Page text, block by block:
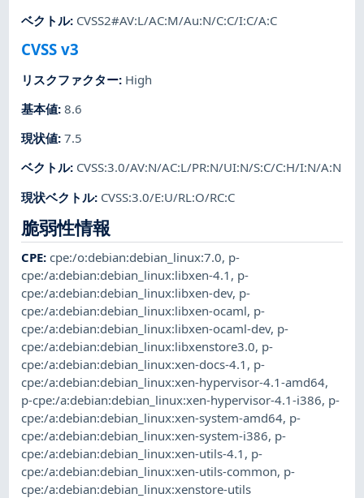
ベクトル: CVSS2#AV:L/AC:M/Au:N/C:C/I:C/A:C
CVSS v3
リスクファクター: High
基本値:8.6
現状値:7.5
ベクトル: CVSS:3.0/AV:N/AC:L/PR:N/UI:N/S:C/C:H/I:N/A:N
現状ベクトル: CVSS:3.0/E:U/RL:O/RC:C
脆弱性情報
CPE:cpe:/o:debian:debian_linux:7.0, p-
cpe:/a:debian:debian_linux:libxen-4.1 , p-
cpe:/a:debian:debian_linux:libxen-dev, p-
cpe:/a:debian:debian_linux:libxen-ocaml, p-
cpe:/a:debian:debian_linux:libxen-ocaml-dev, p-
cpe:/a:debian:debian_linux:libxenstore3.0, p-
cpe:/a:debian:debian_linux:xen-docs-4.1 , p-
cpe:/a:debian:debian_linux:xen-hypervisor-4.1-amd64,
p-cpe:/a:debian:debian_linux:xen-hypervisor-4.1-i386, p-
cpe:/a:debian:debian_linux:xen-system-amd64, p-
cpe:/a:debian:debian_linux:xen-system-i386, p-
cpe:/a:debian:debian_linux:xen-utils-4.1 , p-
cpe:/a:debian:debian_linux:xen-utils-common, p-
cpe:/a:debian:debian_linux:xenstore-utils